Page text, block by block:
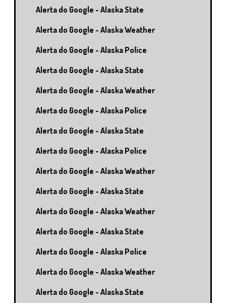
Alerta do Google - Alaska State
Alerta do Google - Alaska Weather
Alerta do Google - Alaska Police
Alerta do Google - Alaska State
Alerta do Google - Alaska Weather
Alerta do Google - Alaska Police
Alerta do Google - Alaska State
Alerta do Google - Alaska Police
Alerta do Google - Alaska Weather
Alerta do Google - Alaska State
Alerta do Google - Alaska Weather
Alerta do Google - Alaska State
Alerta do Google - Alaska Police
Alerta do Google - Alaska Weather
Alerta do Google - Alaska State